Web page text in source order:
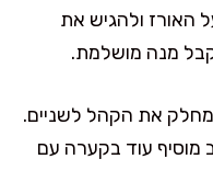
האורז ולהגיש את
מנה מושלמת.
את הקהל לשניים.
מוסיף עוד בקערה עם